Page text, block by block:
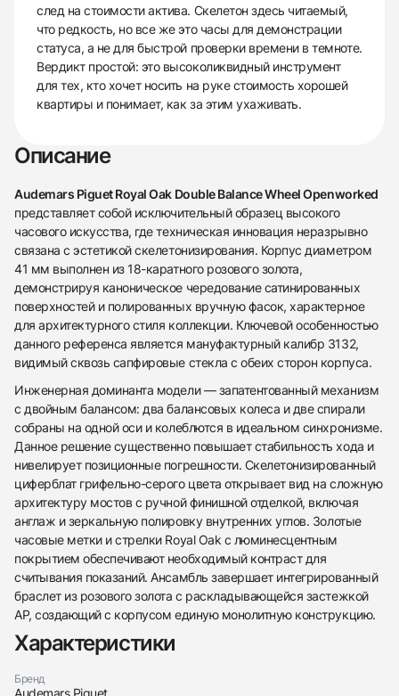
438
285
145
142
205
204
195
150
6
след на стоимости актива. Скелетон здесь читаемый,
что редкость, но все же это часы для демонстрации
статуса, а не для быстрой проверки времени в темноте.
Вердикт простой: это высоколиквидный инструмент
для тех, кто хочет носить на руке стоимость хорошей
квартиры и понимает, как за этим ухаживать.
Описание
Audemars Piguet Royal Oak Double Balance Wheel Openworked
представляет собой исключительный образец высокого
часового искусства, где техническая инновация неразрывно
связана с эстетикой скелетонизирования. Корпус диаметром
41 мм выполнен из 18-каратного розового золота,
демонстрируя каноническое чередование сатинированных
поверхностей и полированных вручную фасок, характерное
для архитектурного стиля коллекции. Ключевой особенностью
данного референса является мануфактурный калибр 3132,
видимый сквозь сапфировые стекла с обеих сторон корпуса.
Инженерная доминанта модели — запатентованный механизм
с двойным балансом: два балансовых колеса и две спирали
собраны на одной оси и колеблются в идеальном синхронизме.
Данное решение существенно повышает стабильность хода и
нивелирует позиционные погрешности. Скелетонизированный
циферблат грифельно-серого цвета открывает вид на сложную
архитектуру мостов с ручной финишной отделкой, включая
англаж и зеркальную полировку внутренних углов. Золотые
часовые метки и стрелки Royal Oak с люминесцентным
покрытием обеспечивают необходимый контраст для
считывания показаний. Ансамбль завершает интегрированный
браслет из розового золота с раскладывающейся застежкой
AP, создающий с корпусом единую монолитную конструкцию.
Характеристики
Бренд
Audemars Piguet
Трейд-ин часов